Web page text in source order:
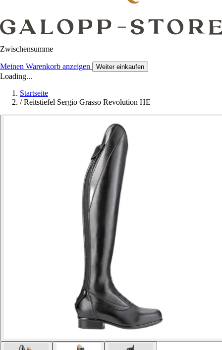
Zwischensumme
Meinen Warenkorb anzeigen Weiter einkaufen
Loading...
Startseite
/ Reitstiefel Sergio Grasso Revolution HE